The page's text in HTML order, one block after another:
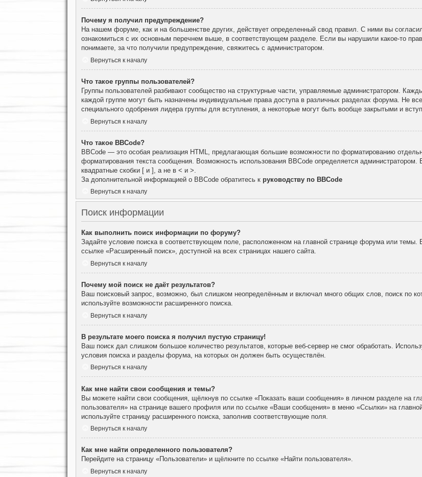
Почему я получил предупреждение?
На нашем форуме, как и на большенстве других, действует определенный свод правил. С ними вы
ознакомиться с их основным перечнем выше, в соответствующем разделе. Если вы нарушили какое-то
понимаете, за что получили предупреждение, свяжитесь с администратором.
Вернуться к началу
Что такое группы пользователей?
Группы пользователей разбивают сообщество на структурные части, управляемые администратором.
каждой группе могут быть назначены индивидуальные права доступа в различных разделах форума. Не
специального одобрения лидера группы для вступления, а некоторые могут быть вообще закрытыми и
Вернуться к началу
Что такое BBCode?
BBCode — это особая реализация HTML, предлагающая большие возможности по форматированию
форматирования текста сообщения. Возможность использования BBCode определяется
квадратные скобки [ и ], а не в < и >.
За дополнительной информацией о BBCode обратитесь к руководству по BBCode
Вернуться к началу
Поиск информации
Как выполнить поиск информации по форуму?
Задайте условие поиска в соответствующем поле, расположенном на главной странице форума или
ссылке «Расширенный поиск», доступной на всех страницах нашего сайта.
Вернуться к началу
Почему мой поиск не даёт результатов?
Ваш поисковый запрос, возможно, был слишком неопределённым и включал много общих слов, поиск по
используйте возможности расширенного поиска.
Вернуться к началу
В результате моего поиска я получил пустую страницу!
Ваш поиск дал слишком большое количество результатов, которые веб-сервер не смог обработать.
условия поиска и разделы форума, на которых он должен быть осуществлён.
Вернуться к началу
Как мне найти свои сообщения и темы?
Вы можете найти свои сообщения, щёлкнув по ссылке «Показать ваши сообщения» в личном разделе на
пользователя» на странице вашего профиля или по ссылке «Ваши сообщения» в меню «Ссылки» на
используйте страницу расширенного поиска, заполнив соответствующие поля.
Вернуться к началу
Как мне найти определенного пользователя?
Перейдите на страницу «Пользователи» и щёлкните по ссылке «Найти пользователя».
Вернуться к началу